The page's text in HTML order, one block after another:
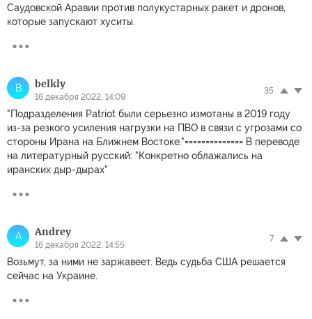
Саудовской Аравии против полукустарных ракет и дронов,
которые запускают хуситы.
B belkly
16 декабря 2022, 14:09
35
"Подразделения Patriot были серьезно измотаны в 2019 году
из-за резкого усиления нагрузки на ПВО в связи с угрозами со
стороны Ирана на Ближнем Востоке."============== В переводе
на литературный русский: "Конкретно облажались на
иранских дыр-дырах"
A Andrey
16 декабря 2022, 14:55
7
Возьмут, за ними не заржавеет. Ведь судьба США решается
сейчас на Украине.